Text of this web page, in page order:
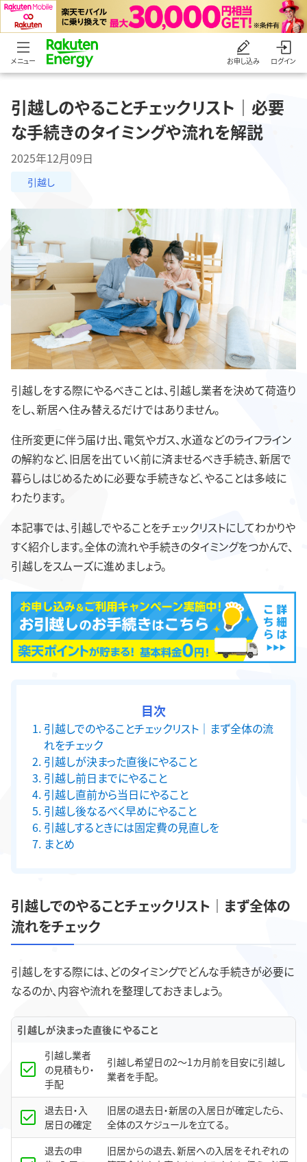
メニュー お申し込み ログイン
引越しのやることチェックリスト｜必要
な手続きのタイミングや流れを解説
2025年12月09日
引越し
引越しをする際にやるべきことは、引越し業者を決めて荷造り
をし、新居へ住み替えるだけではありません。
住所変更に伴う届け出、電気やガス、水道などのライフライン
の解約など、旧居を出ていく前に済ませるべき手続き、新居で
暮らしはじめるために必要な手続きなど、やることは多岐に
わたります。
本記事では、引越しでやることをチェックリストにしてわかりや
すく紹介します。全体の流れや手続きのタイミングをつかんで、
引越しをスムーズに進めましょう。
目次
引越しでのやることチェックリスト｜まず全体の流
れをチェック
引越しが決まった直後にやること
引越し前日までにやること
引越し直前から当日にやること
引越し後なるべく早めにやること
引越しするときには固定費の見直しを
まとめ
引越しでのやることチェックリスト｜まず全体の
流れをチェック
引越しをする際には、どのタイミングでどんな手続きが必要に
なるのか、内容や流れを整理しておきましょう。
引越しが決まった直後にやること
引越し業者
の見積もり・
手配
引越し希望日の2～1カ月前を目安に引越し
業者を手配。
退去日・入
居日の確定
旧居の退去日・新居の入居日が確定したら、
全体のスケジュールを立てる。
退去の申
旧居からの退去、新居への入居をそれぞれの